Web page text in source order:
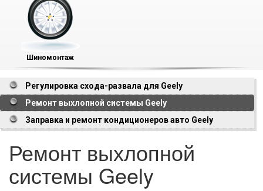
Шиномонтаж
Регулировка схода-развала для Geely
Ремонт выхлопной системы Geely
Заправка и ремонт кондиционеров авто Geely
Ремонт выхлопной
системы Geely